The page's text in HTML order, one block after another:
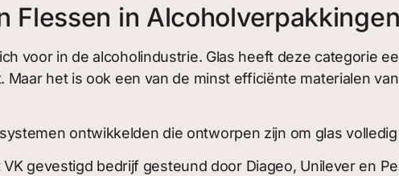
Flessen in Alcoholverpakkingen
voor in de alcoholindustrie. Glas heeft deze categorie
het is ook een van de minst efficiënte materialen
ontwikkelden die ontworpen zijn om glas
VK gevestigd bedrijf gesteund door Diageo, Unilever en